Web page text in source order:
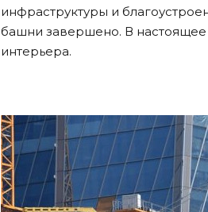
инфраструктуры и
башни завершено. В настоящее
интерьера.